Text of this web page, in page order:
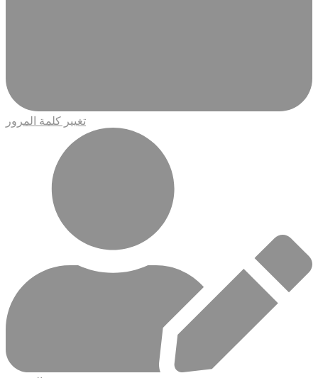
تغيير كلمة المرور